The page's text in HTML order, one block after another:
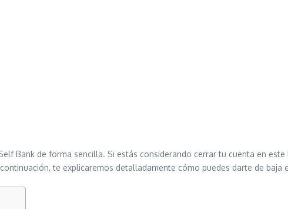
Bank de forma sencilla. Si estás considerando cerrar tu cuenta en
te explicaremos detalladamente cómo puedes darte de baja